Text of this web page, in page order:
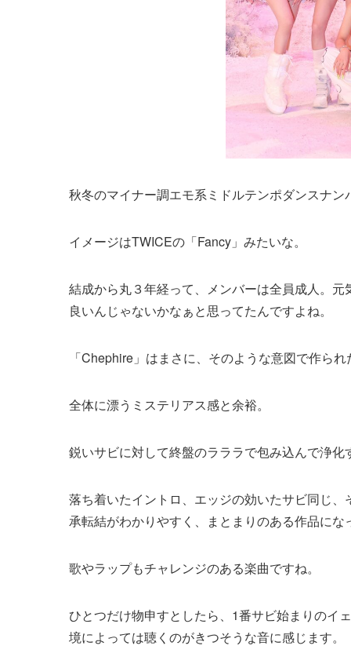
秋冬のマイナー調エモ系ミドルテンポダンスナン
イメージはTWICEの「Fancy」みたいな。
結成から丸３年経って、メンバーは全員成人。
良いんじゃないかなぁと思ってたんですよね。
「Chephire」はまさに、そのような意図で作ら
全体に漂うミステリアス感と余裕。
鋭いサビに対して終盤のラララで包み込んで浄
落ち着いたイントロ、エッジの効いたサビ同じ
承転結がわかりやすく、まとまりのある作品に
歌やラップもチャレンジのある楽曲ですね。
ひとつだけ物申すとしたら、1番サビ始まりのイ
境によっては聴くのがきつそうな音に感じます。